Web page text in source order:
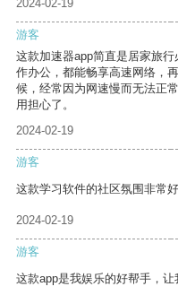
2024-02-19
游客
这款加速器app简直是居家旅
作办公，都能畅享高速网络，
候，经常因为网速慢而无法正
用担心了。
2024-02-19
游客
这款学习软件的社区氛围非常
2024-02-19
游客
这款app是我娱乐的好帮手，让